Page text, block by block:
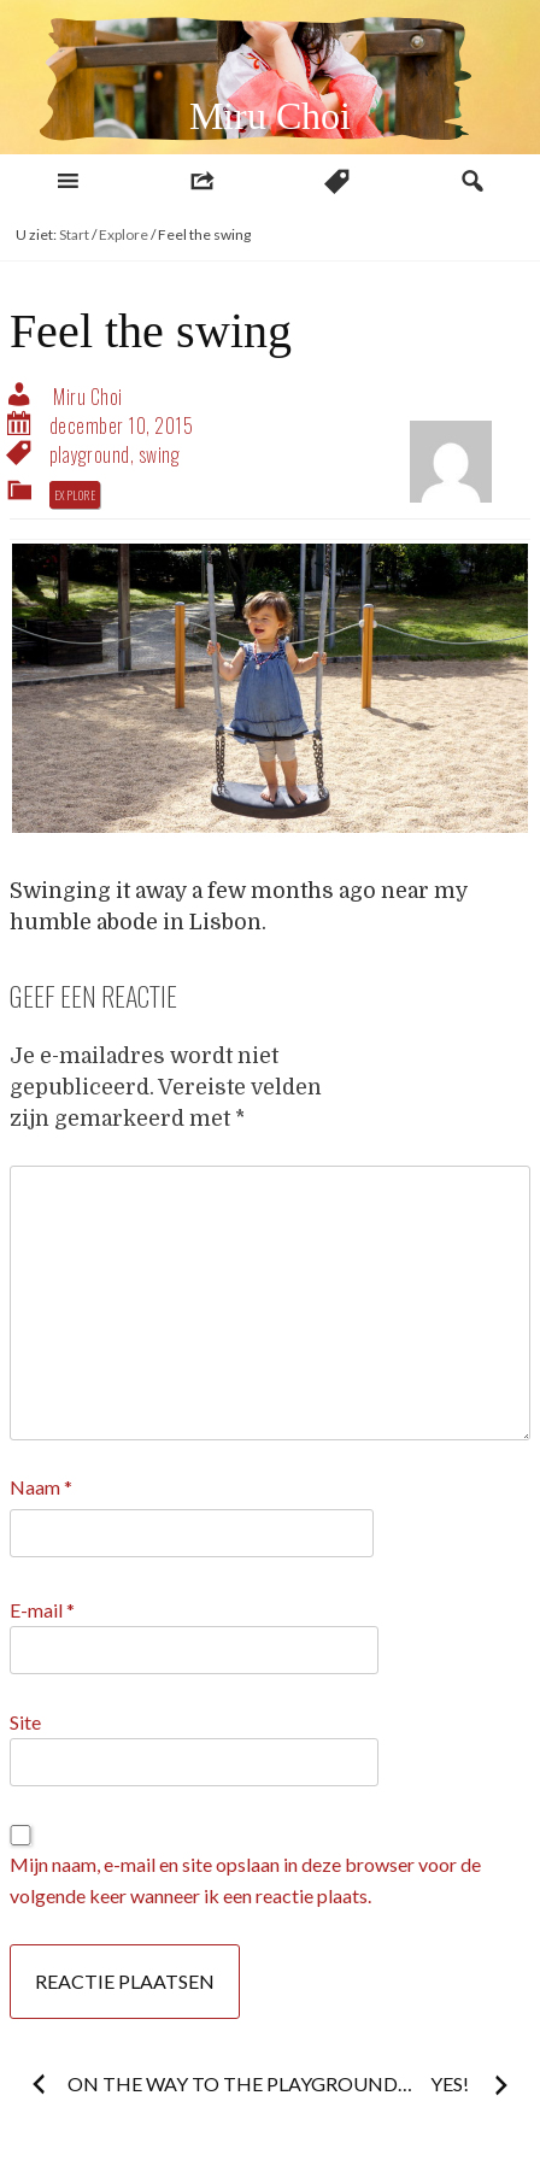
inhoud
Miru Choi
U ziet:Start/Explore/Feel the swing
Feel the swing
Miru Choi
december 10, 2015
playground, swing
EXPLORE
Swinging it away a few months ago near my
humble abode in Lisbon.
GEEF EEN REACTIE
Je e-mailadres wordt niet
gepubliceerd. Vereiste velden
zijn gemarkeerd met *
Naam*
E-mail*
Site
Mijn naam, e-mail en site opslaan in deze browser voor de
volgende keer wanneer ik een reactie plaats.
Postnavigatie
ON THE WAY TO THE PLAYGROUND… YES!